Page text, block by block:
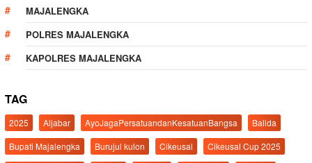
MAJALENGKA
POLRES MAJALENGKA
KAPOLRES MAJALENGKA
TAG
2025 Aljabar AyoJagaPersatuandanKesatuanBangsa
Balida
Bupati Majalengka
Burujul kulon Cikeusal
Cikeusal Cup 2025